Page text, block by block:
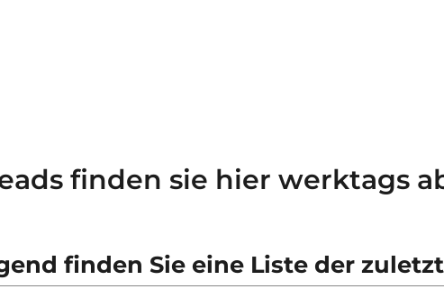
finden sie hier werktags
finden Sie eine Liste der